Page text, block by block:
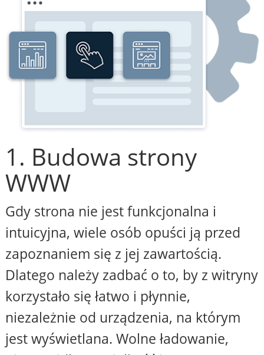
1. Budowa strony
WWW
Gdy strona nie jest funkcjonalna i
intuicyjna, wiele osób opuści ją przed
zapoznaniem się z jej zawartością.
Dlatego należy zadbać o to, by z witryny
korzystało się łatwo i płynnie,
niezależnie od urządzenia, na którym
jest wyświetlana. Wolne ładowanie,